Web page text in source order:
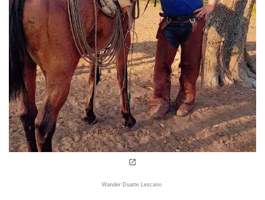
Wander Duarte Lescano